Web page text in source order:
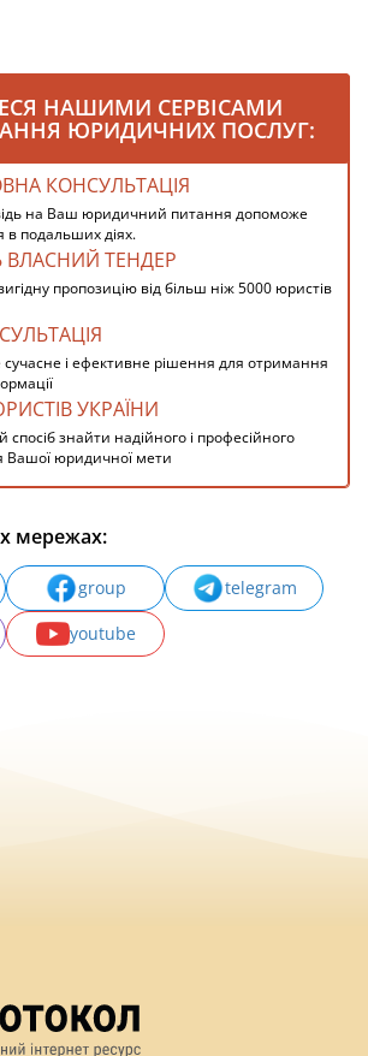
НАШИМИ СЕРВІСАМИ
ЮРИДИЧНИХ ПОСЛУГ:
КОНСУЛЬТАЦІЯ
на Ваш юридичний питання допоможе
в подальших діях.
ВЛАСНИЙ ТЕНДЕР
пропозицію від більш ніж 5000 юристів
і ефективне рішення для отримання
УКРАЇНИ
знайти надійного і професійного
Вашої юридичної мети
мережах:
group
telegram
youtube